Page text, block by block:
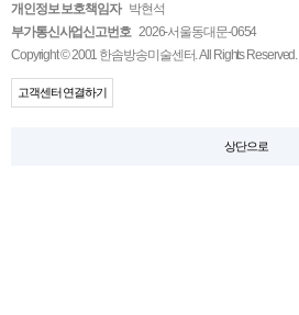
개인정보 보호책임자 박현석
부가통신사업신고번호 2026-서울동대문-0654
Copyright © 2001 한솜방송미술센터. All Rights Reserved.
고객센터 연결하기
상단으로